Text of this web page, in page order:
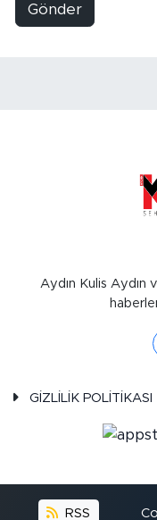
Gönder
Aydın Kulis Aydın
GİZLİLİK POLİTİKASI
RSS